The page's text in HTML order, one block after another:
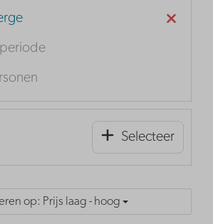
Selecteer
op: Prijs laag - hoog